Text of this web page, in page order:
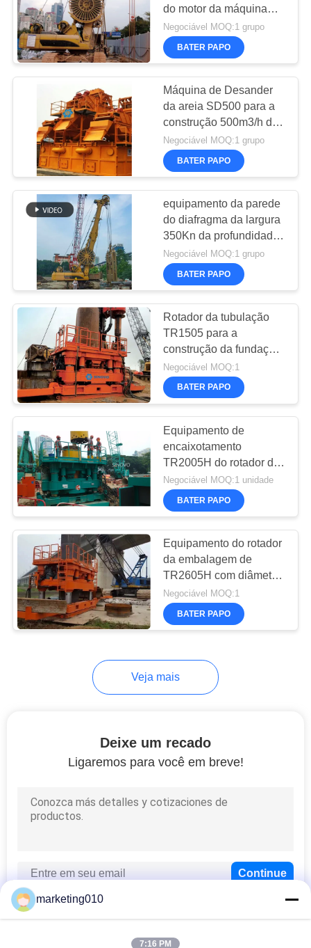
COMPANY
NEWS
MAPA
SITE
POLÍTICA
DE
PRIVACIDADE
do motor da máquina
261KW da parede do
diafragma da operação
Negociável MOQ:1 grupo
BATER PAPO
Máquina de Desander
da areia SD500 para a
construção 500m3/h da
fundação para separar a
areia do líquido de furo
Negociável MOQ:1 grupo
BATER PAPO
equipamento da parede
do diafragma da largura
350Kn da profundidade
1200mm de 60m
Negociável MOQ:1 grupo
BATER PAPO
Rotador da tubulação
TR1505 para a
construção da fundação
de pilha com diâmetro
de 8 - de 15m
Negociável MOQ:1
BATER PAPO
Equipamento de
encaixotamento
TR2005H do rotador da
embalagem da pilha do
furo
Negociável MOQ:1 unidade
BATER PAPO
Equipamento do rotador
da embalagem de
TR2605H com diâmetro
do furo de 1,2 - de 2.6M
e 1,8 velocidades
revolvendo
Negociável MOQ:1
BATER PAPO
Veja mais
Deixe um recado
Ligaremos para você em breve!
marketing010
7:16 PM